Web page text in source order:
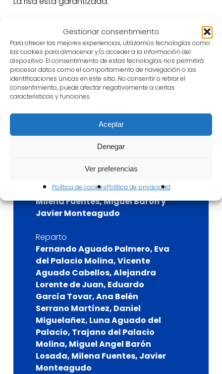
Gestionar consentimiento
Para ofrecer las mejores experiencias, utilizamos tecnologías como
las cookies para almacenar y/o acceder a la información del
dispositivo. El consentimiento de estas tecnologías nos permitirá
procesar datos como el comportamiento de navegación o las
identificaciones únicas en este sitio. No consentir o retirar el
consentimiento, puede afectar negativamente a ciertas
características y funciones.
Aceptar
Denegar
Ver preferencias
Política de cookiesPolítica de privacidad
Fichaartística-técnica
De
Fernando Aguado
Guillermo Erice
Música
Milena Fuentes, Miguel Barón y
Javier Monteagudo
Reparto
Fernando Aguado Palmero, Eva
del Palacio Molina, Vicente
Aguado Cabellos, Alejandra
Lorente de Juan, Eduardo
García Tovar, Ana Belén
Serrano Martínez, Daniel
Miguelañez, Luna Aguado del
Palacio, Trajano del Palacio
Molina, Miguel Angel Barón
Losada, Milena Fuentes, Javier
Monteagudo